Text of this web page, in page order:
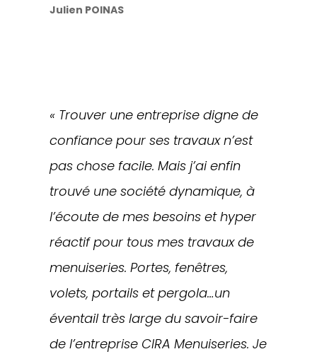
Julien POINAS
« Trouver une entreprise digne de
confiance pour ses travaux n’est
pas chose facile. Mais j’ai enfin
trouvé une société dynamique, à
l’écoute de mes besoins et hyper
réactif pour tous mes travaux de
menuiseries. Portes, fenêtres,
volets, portails et pergola…un
éventail très large du savoir-faire
de l’entreprise CIRA Menuiseries. Je